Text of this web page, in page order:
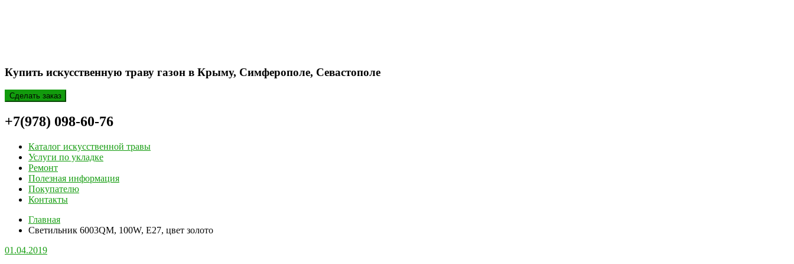
Купить искусственную траву газон в Крыму, Симферополе, Севастополе
Сделать заказ
+7(978) 098-60-76
Каталог искусственной травы
Услуги по укладке
Ремонт
Полезная информация
Покупателю
Контакты
Главная
Светильник 6003QM, 100W, E27, цвет золото
01.04.2019